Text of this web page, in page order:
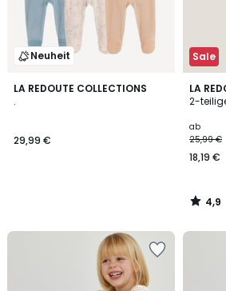
Neuheit
LA REDOUTE COLLECTIONS
.
29,99 €
Sale
LA
2-
ab
25,99 €
18,19 €
4,9
/ 5
2
Farben
4,9
/